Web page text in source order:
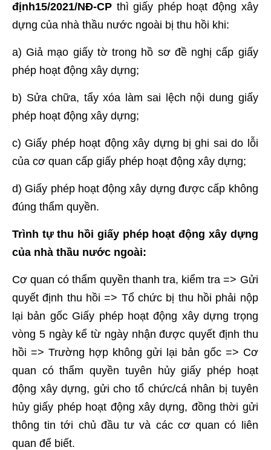
định15/2021/NĐ-CP thì giấy phép hoạt động xây
dựng của nhà thầu nước ngoài bị thu hồi khi:
a) Giả mạo giấy tờ trong hồ sơ đề nghị cấp giấy
phép hoạt động xây dựng;
b) Sửa chữa, tẩy xóa làm sai lệch nội dung giấy
phép hoạt động xây dựng;
c) Giấy phép hoạt động xây dựng bị ghi sai do lỗi
của cơ quan cấp giấy phép hoạt động xây dựng;
d) Giấy phép hoạt động xây dựng được cấp không
đúng thẩm quyền.
Trình tự thu hồi giấy phép hoạt động xây dựng
của nhà thầu nước ngoài:
Cơ quan có thẩm quyền thanh tra, kiểm tra => Gửi
quyết định thu hồi => Tổ chức bị thu hồi phải nộp
lại bản gốc Giấy phép hoạt động xây dựng trọng
vòng 5 ngày kể từ ngày nhận được quyết định thu
hồi => Trường hợp không gửi lại bản gốc => Cơ
quan có thẩm quyền tuyên hủy giấy phép hoạt
động xây dựng, gửi cho tổ chức/cá nhân bị tuyên
hủy giấy phép hoạt động xây dựng, đồng thời gửi
thông tin tới chủ đầu tư và các cơ quan có liên
quan để biết.